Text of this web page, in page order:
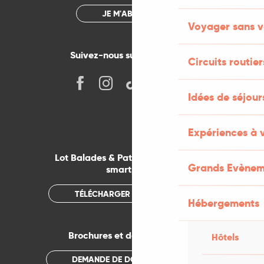
Voyager sans
Circuits
Idées de
Expériences à
Grands
Hébergements
Hôtels
JE M'ABONNE
Suivez-nous sur les réseaux !
Lot Balades & Patrimoines sur votre
smartphone
TÉLÉCHARGER L'APPLICATION
Brochures et documentations
DEMANDE DE DOCUMENTATION